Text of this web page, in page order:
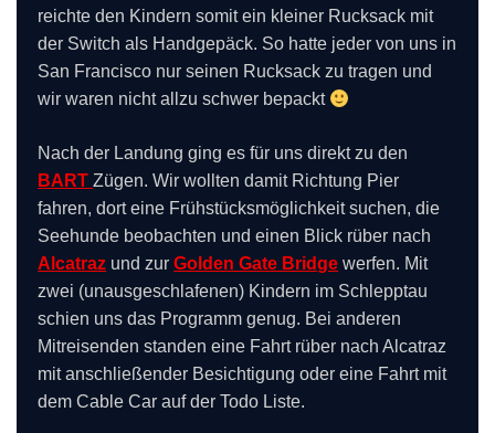
reichte den Kindern somit ein kleiner Rucksack mit
der Switch als Handgepäck. So hatte jeder von uns in
San Francisco nur seinen Rucksack zu tragen und
wir waren nicht allzu schwer bepackt
Nach der Landung ging es für uns direkt zu den
BARTZügen. Wir wollten damit Richtung Pier
fahren, dort eine Frühstücksmöglichkeit suchen, die
Seehunde beobachten und einen Blick rüber nach
Alcatraz und zurGolden Gate Bridge werfen. Mit
zwei (unausgeschlafenen) Kindern im Schlepptau
schien uns das Programm genug. Bei anderen
Mitreisenden standen eine Fahrt rüber nach Alcatraz
mit anschließender Besichtigung oder eine Fahrt mit
dem Cable Car auf der Todo Liste.